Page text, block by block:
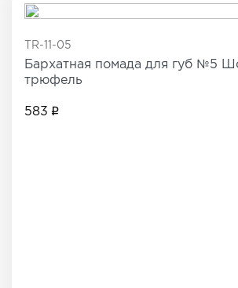
TR-11-05
Бархатная помада для губ №5
трюфель
583